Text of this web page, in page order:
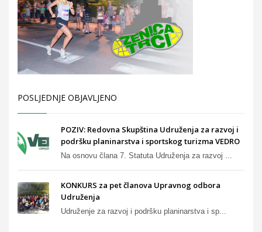
POSLJEDNJE OBJAVLJENO
POZIV: Redovna Skupština Udruženja za razvoj i
podršku planinarstva i sportskog turizma VEDRO
Na osnovu člana 7. Statuta Udruženja za razvoj ...
KONKURS za pet članova Upravnog odbora
Udruženja
Udruženje za razvoj i podršku planinarstva i sp...